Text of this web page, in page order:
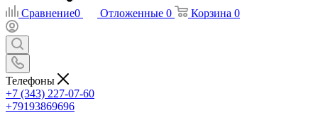
Сравнение0 Отложенные 0 Корзина 0
Телефоны
+7 (343) 227-07-60
+79193869696